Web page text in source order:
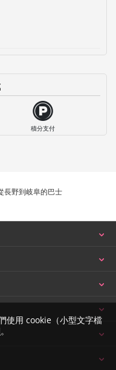
積分支付
長野到岐阜的巴士
使用 cookie（小型文字檔
。